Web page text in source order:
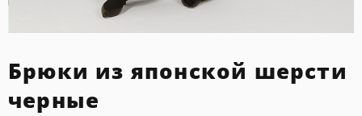
Брюки из японской шерсти
черные